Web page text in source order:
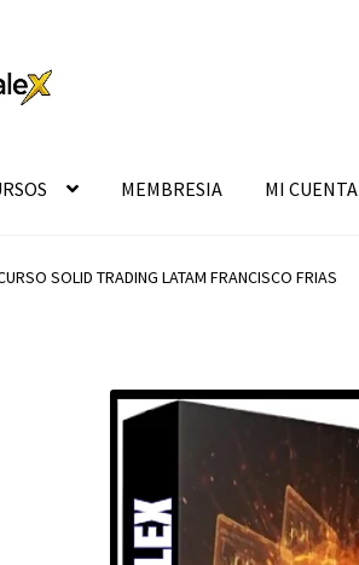
MEMBRESIA MI CUENTA
SOLID TRADING LATAM FRANCISCO FRIAS